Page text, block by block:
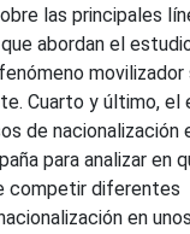
las principales
abordan el
movilizador
Cuarto y último, el
de nacionalización
para analizar en
competir diferentes
en unos